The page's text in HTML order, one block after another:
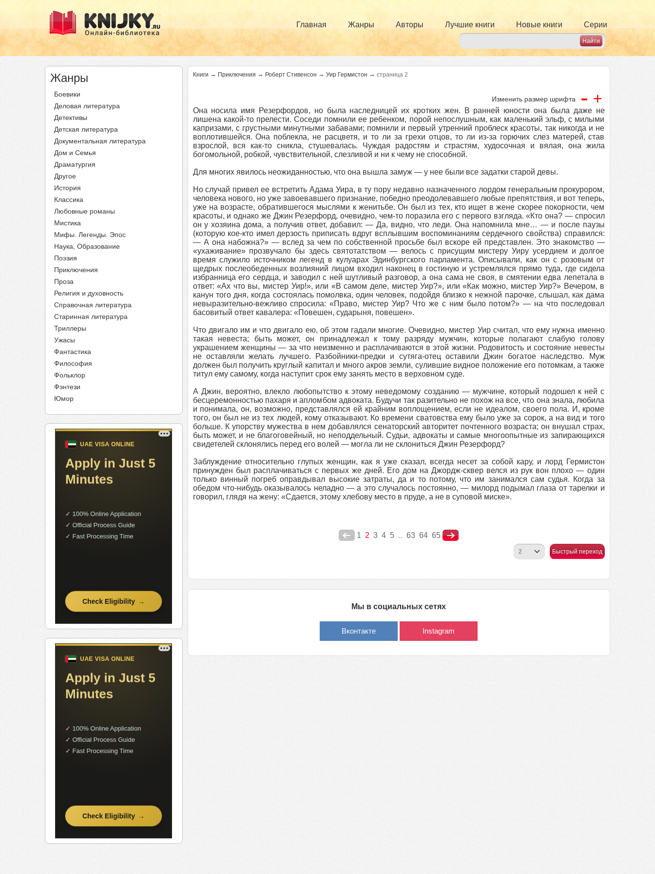
Главная Жанры Авторы Лучшие книги Новые книги Серии
Жанры
Боевики
Деловая литература
Детективы
Детская литература
Документальная литература
Дом и Семья
Драматургия
Другое
История
Классика
Любовные романы
Мистика
Мифы. Легенды. Эпос
Наука, Образование
Поэзия
Приключения
Проза
Религия и духовность
Справочная литература
Старинная литература
Триллеры
Ужасы
Фантастика
Философия
Фольклор
Фэнтези
Юмор
Книги → Приключения → Роберт Стивенсон → Уир Гермистон → страница 2
Изменить размер шрифта - +
Она носила имя Резерфордов, но была наследницей их кротких жен. В ранней юности она была даже не
лишена какой-то прелести. Соседи помнили ее ребенком, порой непослушным, как маленький эльф, с милыми
капризами, с грустными минутными забавами; помнили и первый утренний проблеск красоты, так никогда и не
воплотившейся. Она поблекла, не расцветя, и то ли за грехи отцов, то ли из-за горючих слез матерей, став
взрослой, вся как-то сникла, стушевалась. Чуждая радостям и страстям, худосочная и вялая, она жила
богомольной, робкой, чувствительной, слезливой и ни к чему не способной.
Для многих явилось неожиданностью, что она вышла замуж — у нее были все задатки старой девы.
Но случай привел ее встретить Адама Уира, в ту пору недавно назначенного лордом генеральным прокурором,
человека нового, но уже завоевавшего признание, победно преодолевавшего любые препятствия, и вот теперь,
уже на возрасте, обратившегося мыслями к женитьбе. Он был из тех, кто ищет в жене скорее покорности, чем
красоты, и однако же Джин Резерфорд, очевидно, чем-то поразила его с первого взгляда. «Кто она? — спросил
он у хозяина дома, а получив ответ, добавил: — Да, видно, что леди. Она напомнила мне… — и после паузы
(которую кое-кто имел дерзость приписать вдруг всплывшим воспоминаниям сердечного свойства) справился:
— А она набожна?» — вслед за чем по собственной просьбе был вскоре ей представлен. Это знакомство —
«ухаживание» прозвучало бы здесь святотатством — велось с присущим мистеру Уиру усердием и долгое
время служило источником легенд в кулуарах Эдинбургского парламента. Описывали, как он с розовым от
щедрых послеобеденных возлияний лицом входил наконец в гостиную и устремлялся прямо туда, где сидела
избранница его сердца, и заводил с ней шутливый разговор, а она сама не своя, в смятении едва лепетала в
ответ: «Ах что вы, мистер Уир!», или «В самом деле, мистер Уир?», или «Как можно, мистер Уир?» Вечером, в
канун того дня, когда состоялась помолвка, один человек, подойдя близко к нежной парочке, слышал, как дама
невыразительно-вежливо спросила: «Право, мистер Уир? Что же с ним было потом?» — на что последовал
басовитый ответ кавалера: «Повешен, сударыня, повешен».
Что двигало им и что двигало ею, об этом гадали многие. Очевидно, мистер Уир считал, что ему нужна именно
такая невеста; быть может, он принадлежал к тому разряду мужчин, которые полагают слабую голову
украшением женщины — за что неизменно и расплачиваются в этой жизни. Родовитость и состояние невесты
не оставляли желать лучшего. Разбойники-предки и сутяга-отец оставили Джин богатое наследство. Муж
должен был получить круглый капитал и много акров земли, сулившие видное положение его потомкам, а также
титул ему самому, когда наступит срок ему занять место в верховном суде.
А Джин, вероятно, влекло любопытство к этому неведомому созданию — мужчине, который подошел к ней с
бесцеремонностью пахаря и апломбом адвоката. Будучи так разительно не похож на все, что она знала, любила
и понимала, он, возможно, представлялся ей крайним воплощением, если не идеалом, своего пола. И, кроме
того, он был не из тех людей, кому отказывают. Ко времени сватовства ему было уже за сорок, а на вид и того
больше. К упорству мужества в нем добавлялся сенаторский авторитет почтенного возраста; он внушал страх,
быть может, и не благоговейный, но неподдельный. Судьи, адвокаты и самые многоопытные из запирающихся
свидетелей склонялись перед его волей — могла ли не склониться Джин Резерфорд?
Заблуждение относительно глупых женщин, как я уже сказал, всегда несет за собой кару, и лорд Гермистон
принужден был расплачиваться с первых же дней. Его дом на Джордж-сквер велся из рук вон плохо — один
только винный погреб оправдывал высокие затраты, да и то потому, что им занимался сам судья. Когда за
обедом что-нибудь оказывалось неладно — а это случалось постоянно, — милорд подымал глаза от тарелки и
говорил, глядя на жену: «Сдается, этому хлебову место в пруде, а не в суповой миске».
1 2 3 4 5 ... 63 64 65
Быстрый переход
Мы в социальных сетях
Вконтакте Instagram